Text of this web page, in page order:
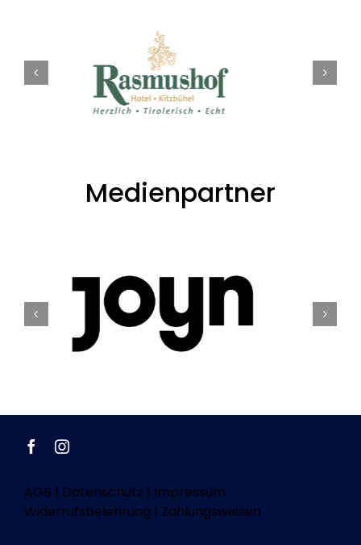
Medienpartner
AGB | Datenschutz | Impressum
Widerrufsbelehrung | Zahlungsweisen